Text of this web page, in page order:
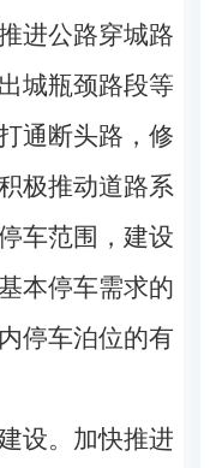
进公路穿城路
城瓶颈路段等
通断头路，修
极推动道路系
车范围，建设
本停车需求的
停车泊位的有
设。加快推进